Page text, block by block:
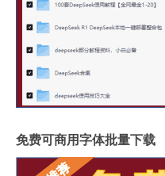
免费可商用字体批量下载